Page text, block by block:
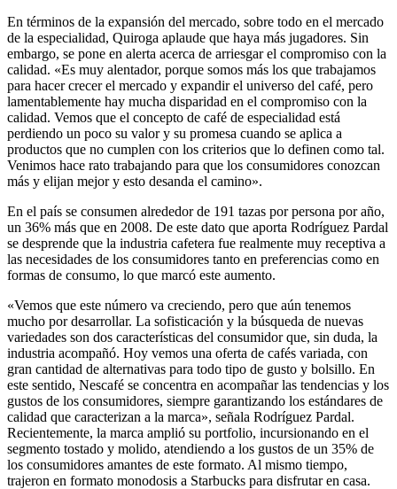
En términos de la expansión del mercado, sobre todo en el mercado
de la especialidad, Quiroga aplaude que haya más jugadores. Sin
embargo, se pone en alerta acerca de arriesgar el compromiso con la
calidad. «Es muy alentador, porque somos más los que trabajamos
para hacer crecer el mercado y expandir el universo del café, pero
lamentablemente hay mucha disparidad en el compromiso con la
calidad. Vemos que el concepto de café de especialidad está
perdiendo un poco su valor y su promesa cuando se aplica a
productos que no cumplen con los criterios que lo definen como tal.
Venimos hace rato trabajando para que los consumidores conozcan
más y elijan mejor y esto desanda el camino».
En el país se consumen alrededor de 191 tazas por persona por año,
un 36% más que en 2008. De este dato que aporta Rodríguez Pardal
se desprende que la industria cafetera fue realmente muy receptiva a
las necesidades de los consumidores tanto en preferencias como en
formas de consumo, lo que marcó este aumento.
«Vemos que este número va creciendo, pero que aún tenemos
mucho por desarrollar. La sofisticación y la búsqueda de nuevas
variedades son dos características del consumidor que, sin duda, la
industria acompañó. Hoy vemos una oferta de cafés variada, con
gran cantidad de alternativas para todo tipo de gusto y bolsillo. En
este sentido, Nescafé se concentra en acompañar las tendencias y los
gustos de los consumidores, siempre garantizando los estándares de
calidad que caracterizan a la marca», señala Rodríguez Pardal.
Recientemente, la marca amplió su portfolio, incursionando en el
segmento tostado y molido, atendiendo a los gustos de un 35% de
los consumidores amantes de este formato. Al mismo tiempo,
trajeron en formato monodosis a Starbucks para disfrutar en casa.